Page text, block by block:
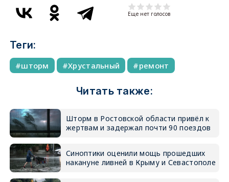
Еще нет голосов
Теги:
шторм Хрустальный ремонт
Читать также:
Шторм в Ростовской области привёл к
жертвам и задержал почти 90 поездов
Синоптики оценили мощь прошедших
накануне ливней в Крыму и Севастополе